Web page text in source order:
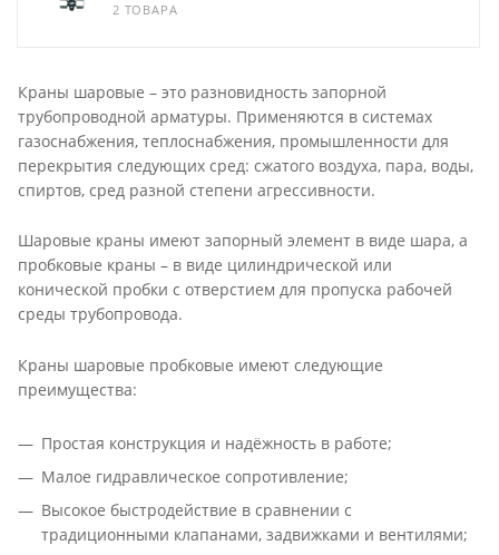
2 ТОВАРА
Краны шаровые – это разновидность запорной
трубопроводной арматуры. Применяются в системах
газоснабжения, теплоснабжения, промышленности для
перекрытия следующих сред: сжатого воздуха, пара, воды,
спиртов, сред разной степени агрессивности.
Шаровые краны имеют запорный элемент в виде шара, а
пробковые краны – в виде цилиндрической или
конической пробки с отверстием для пропуска рабочей
среды трубопровода.
Краны шаровые пробковые имеют следующие
преимущества:
Простая конструкция и надёжность в работе;
Малое гидравлическое сопротивление;
Высокое быстродействие в сравнении с
традиционными клапанами, задвижками и вентилями;